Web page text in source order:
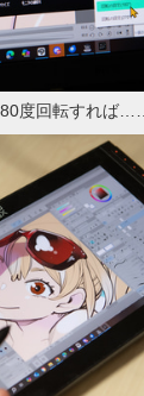
度回転すれば……